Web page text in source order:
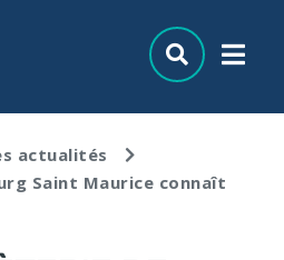
actualités
Saint Maurice connaît